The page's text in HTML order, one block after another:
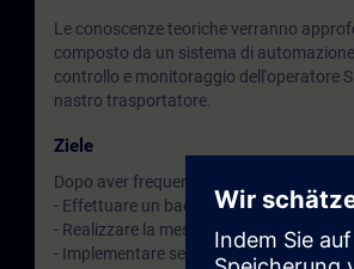
Le conoscenze teoriche verranno
composto da un sistema di
controllo e monitoraggio dell'operatore
nastro trasportatore.
Ziele
Dopo aver frequentato il corso sarai in
- Effettuare un backup e ripristino del
- Realizzare la messa in servizio di un
- Implementare semplici modifiche al